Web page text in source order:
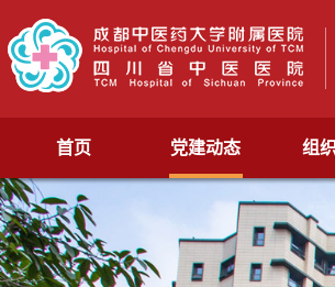
首页 党建动态 组